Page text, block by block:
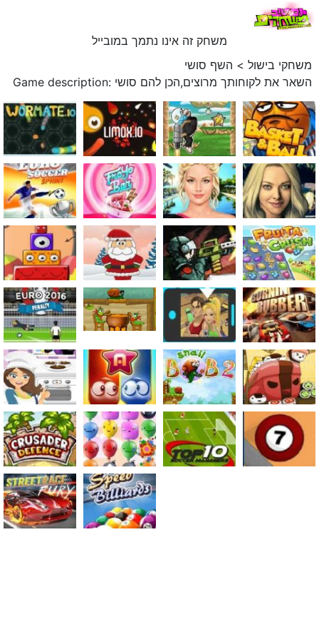
משחק זה אינו נתמך במובייל
משחקי בישול > השף סושי
Game description: השאר את לקוחותך מרוצים,הכן להם סושי